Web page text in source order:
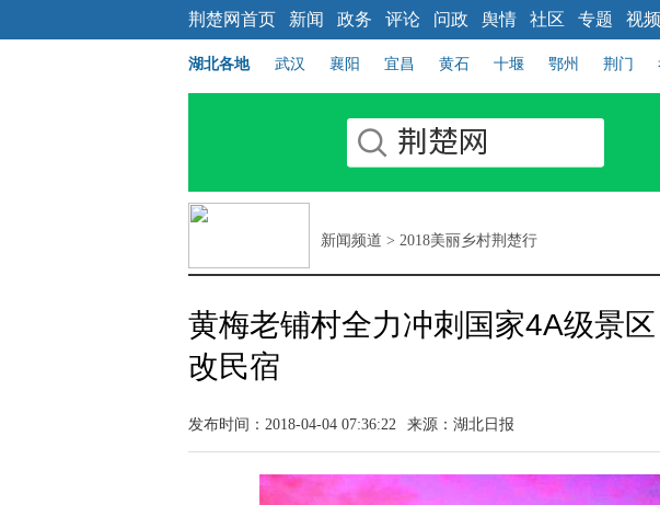
荆楚网首页 新闻 政务 评论 问政 舆情 社区 专题 视频
湖北各地 武汉 襄阳 宜昌 黄石 十堰 鄂州 荆门
新闻频道 > 2018美丽乡村荆楚行
黄梅老铺村全力冲刺国家4A级景
改民宿
发布时间：2018-04-04 07:36:22 来源： 湖北日报